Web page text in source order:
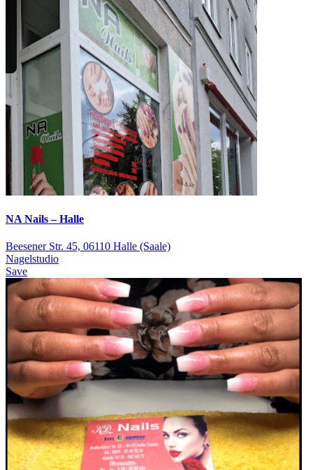
NA Nails – Halle
Beesener Str. 45, 06110 Halle (Saale)
Nagelstudio
Save